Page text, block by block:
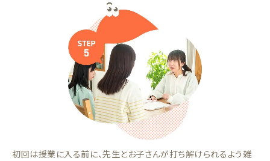
初回は授業に入る前に、先生とお子さんが打ち解けられるよう雑